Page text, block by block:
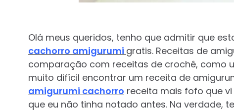
Olá meus queridos, tenho que admitir que
cachorro amigurumi gratis. Receitas de
comparação com receitas de crochê, como
muito difícil encontrar um receita de
amigurumi cachorro receita mais fofo que
que eu não tinha notado antes. Na verdade,